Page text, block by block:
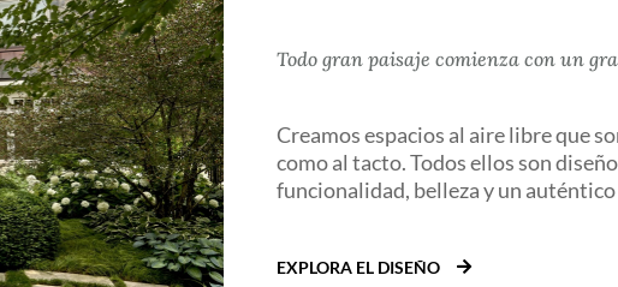
Todo gran paisaje comienza con un
Creamos espacios al aire libre que
como al tacto. Todos ellos son
funcionalidad, belleza y un
EXPLORA EL DISEÑO